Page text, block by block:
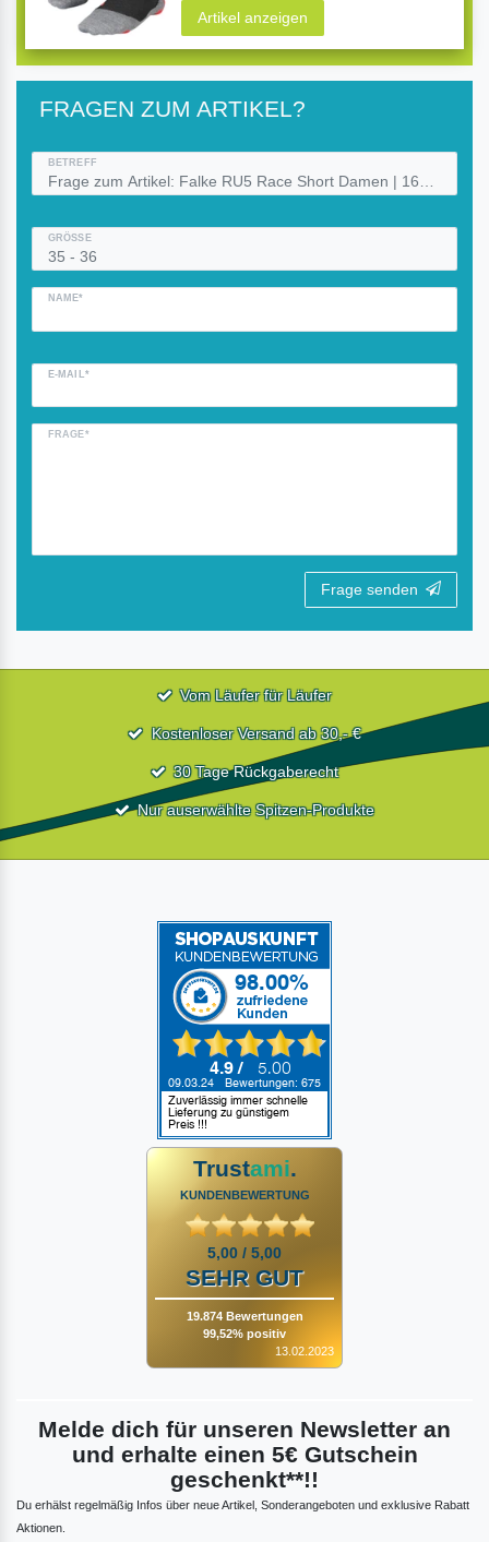
Artikel anzeigen
FRAGEN ZUM ARTIKEL?
BETREFF
GRÖSSE
NAME*
E-MAIL*
FRAGE*
Frage senden
Vom Läufer für Läufer
Kostenloser Versand ab 30,- €
30 Tage Rückgaberecht
Nur auserwählte Spitzen-Produkte
Trustami.
KUNDENBEWERTUNG
5,00 / 5,00
SEHR GUT
19.874 Bewertungen
99,52% positiv
13.02.2023
Melde dich für unseren Newsletter an
und erhalte einen 5€ Gutschein
geschenkt**!!
Du erhälst regelmäßig Infos über neue Artikel, Sonderangeboten und exklusive Rabatt
Aktionen.